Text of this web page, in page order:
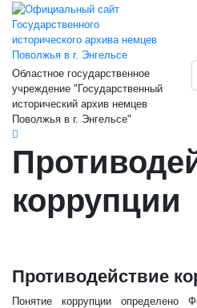
Областное государственное
учреждение "Государственный
исторический архив немцев
Поволжья в г. Энгельсе"
коррупции
Противодействие
Понятие коррупции определено